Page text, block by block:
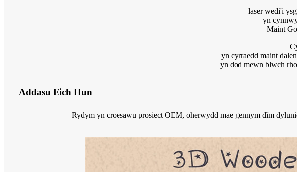
laser wedi'i
yn
Maint
yn cyrraedd maint
yn dod mewn blwch
Addasu Eich Hun
Rydym yn croesawu prosiect OEM, oherwydd mae gennym dîm